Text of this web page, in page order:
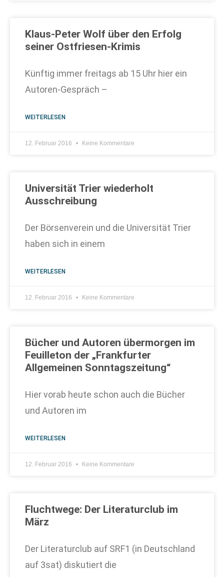
Klaus-Peter Wolf über den Erfolg
seiner Ostfriesen-Krimis
Künftig immer freitags ab 15 Uhr hier ein
Autoren-Gespräch –
WEITERLESEN
12. Februar 2016 Keine Kommentare
Universität Trier wiederholt
Ausschreibung
Der Börsenverein und die Universität Trier
haben sich in einem
WEITERLESEN
12. Februar 2016 Keine Kommentare
Bücher und Autoren übermorgen im
Feuilleton der „Frankfurter
Allgemeinen Sonntagszeitung“
Hier vorab heute schon auch die Bücher
und Autoren im
WEITERLESEN
12. Februar 2016 Keine Kommentare
Fluchtwege: Der Literaturclub im
März
Der Literaturclub auf SRF1 (in Deutschland
auf 3sat) diskutiert die